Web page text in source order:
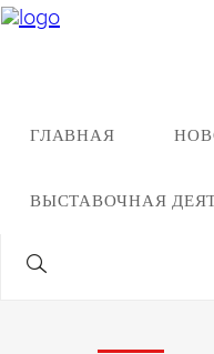
ГЛАВНАЯ
ВЫСТАВОЧНАЯ